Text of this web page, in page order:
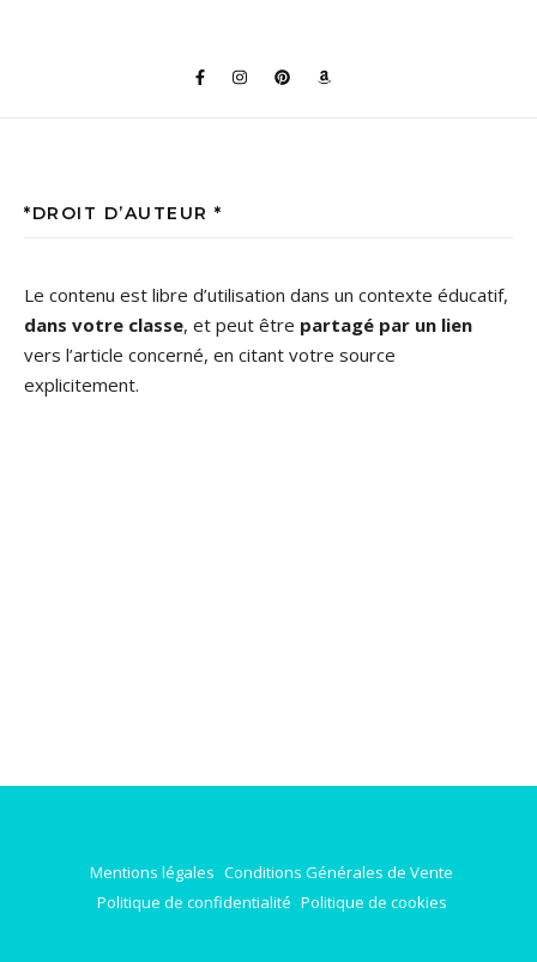
*DROIT D’AUTEUR *
Le contenu est libre d’utilisation dans un contexte éducatif,
dans votre classe, et peut être partagé par un lien
vers l’article concerné, en citant votre source
explicitement.
Mentions légales Conditions Générales de Vente
Politique de confidentialité Politique de cookies